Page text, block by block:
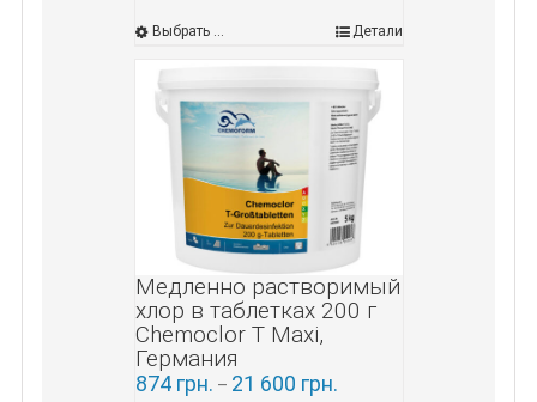
Выбрать ... Детали
Медленно растворимый
хлор в таблетках 200 г
Chemoclor Т Maxi,
Германия
874 грн. – 21 600 грн.